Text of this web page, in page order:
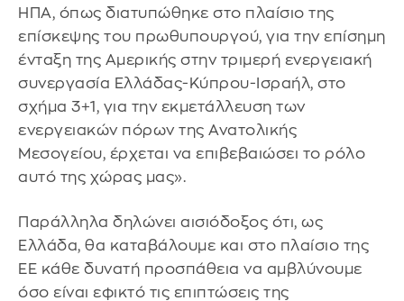
ΗΠΑ, όπως διατυπώθηκε στο πλαίσιο της
επίσκεψης του πρωθυπουργού, για την επίσημη
ένταξη της Αμερικής στην τριμερή ενεργειακή
συνεργασία Ελλάδας-Κύπρου-Ισραήλ, στο
σχήμα 3+1, για την εκμετάλλευση των
ενεργειακών πόρων της Ανατολικής
Μεσογείου, έρχεται να επιβεβαιώσει το ρόλο
αυτό της χώρας μας».
Παράλληλα δηλώνει αισιόδοξος ότι, ως
Ελλάδα, θα καταβάλουμε και στο πλαίσιο της
ΕΕ κάθε δυνατή προσπάθεια να αμβλύνουμε
όσο είναι εφικτό τις επιπτώσεις της